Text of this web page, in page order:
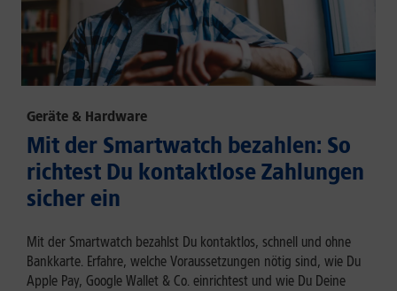
Geräte & Hardware
Mit der Smartwatch bezahlen: So
richtest Du kontaktlose Zahlungen
sicher ein
Mit der Smartwatch bezahlst Du kontaktlos, schnell und ohne
Bankkarte. Erfahre, welche Voraussetzungen nötig sind, wie Du
Apple Pay, Google Wallet & Co. einrichtest und wie Du Deine